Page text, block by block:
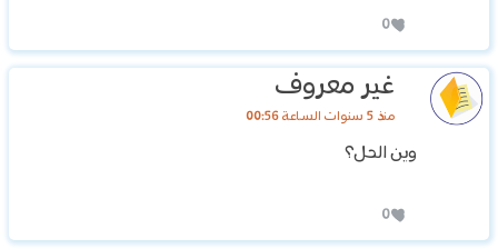
0
غير معروف
منذ 5 سنوات الساعة 00:56
وين الحل؟
0